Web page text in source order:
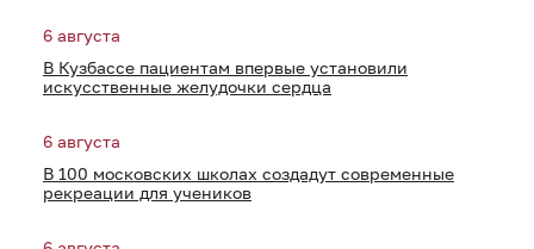
6 августа
В Кузбассе пациентам впервые установили
искусственные желудочки сердца
6 августа
В 100 московских школах создадут современные
рекреации для учеников